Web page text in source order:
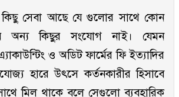
কিছু সেবা আছে যে গুলোর সাথে কোন
অন্য কিছুর সংযোগ নাই। যেমন
ও অডিট ফার্মের ফি ইত্যাদির
হারে উৎসে কর্তনকারীর হিসাবে
মিল থাকে বলে সেগুলো ব্যবহারিক